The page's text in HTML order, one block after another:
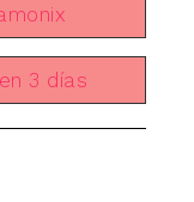
3 días